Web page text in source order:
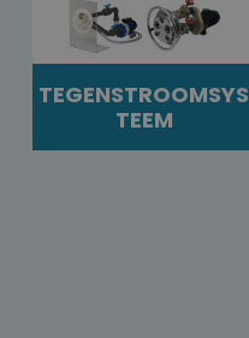
TEGENSTROOMSYS
TEEM